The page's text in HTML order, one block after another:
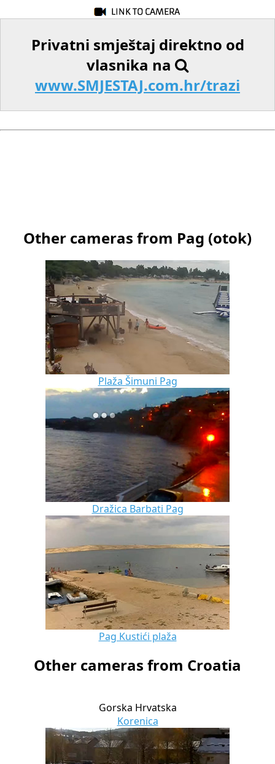
Privatni smještaj direktno od
vlasnika na
www.SMJESTAJ.com.hr/trazi
Other cameras from Pag (otok)
Plaža Šimuni Pag
Dražica Barbati Pag
Pag Kustići plaža
Other cameras from Croatia
Gorska Hrvatska
Korenica